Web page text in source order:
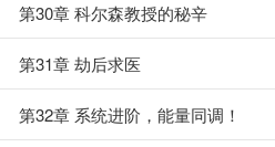
第30章 科尔森教授的秘辛
第31章 劫后求医
第32章 系统进阶，能量同调！